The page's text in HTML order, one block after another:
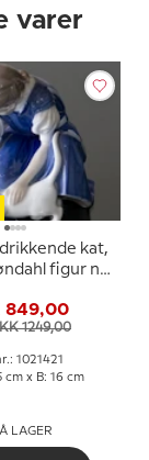
varer
kat,
figur nr.
849,00
1249,00
1021421
cm x B: 16 cm
LAGER